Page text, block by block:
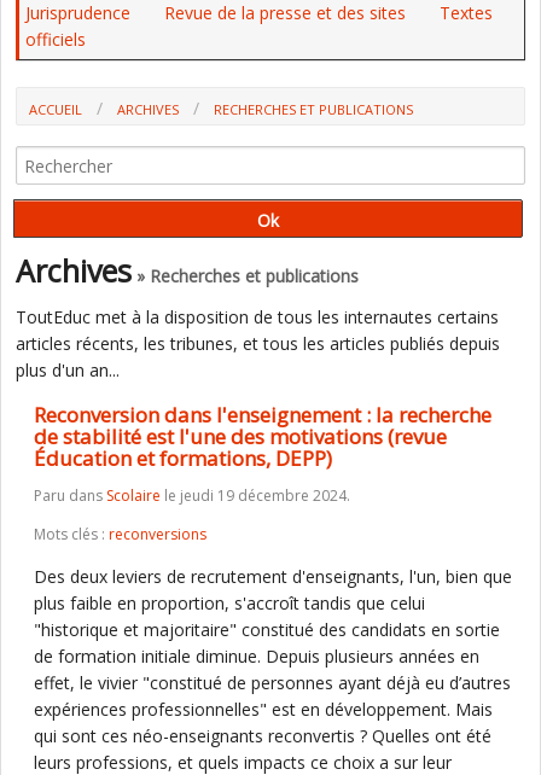
Jurisprudence
Revue de la presse et des sites
Textes
officiels
ACCUEIL ARCHIVES
RECHERCHES ET PUBLICATIONS
EST L'UNE DES MOTIVATIONS (REVUE ÉDUCATION ET FORMATIONS, DEPP)
Archives » Recherches et publications
ToutEduc met à la disposition de tous les internautes certains
articles récents, les tribunes, et tous les articles publiés depuis
plus d'un an...
Reconversion dans l'enseignement : la recherche
de stabilité est l'une des motivations (revue
Éducation et formations, DEPP)
Paru dans Scolaire le jeudi 19 décembre 2024.
Mots clés : reconversions
Des deux leviers de recrutement d'enseignants, l'un, bien que
plus faible en proportion, s'accroît tandis que celui
"historique et majoritaire" constitué des candidats en sortie
de formation initiale diminue. Depuis plusieurs années en
effet, le vivier "constitué de personnes ayant déjà eu d’autres
expériences professionnelles" est en développement. Mais
qui sont ces néo-enseignants reconvertis ? Quelles ont été
leurs professions, et quels impacts ce choix a sur leur